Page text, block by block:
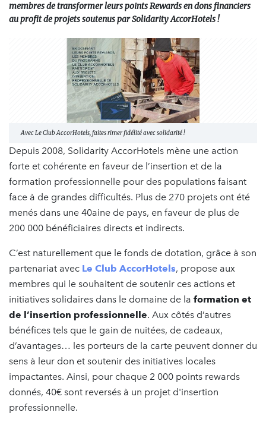
membres de transformer leurs points Rewards en dons financiers
au profit de projets soutenus par Solidarity AccorHotels !
Avec Le Club AccorHotels, faites rimer fidélité avec solidarité !
Depuis 2008, Solidarity AccorHotels mène une action
forte et cohérente en faveur de l’insertion et de la
formation professionnelle pour des populations faisant
face à de grandes difficultés. Plus de 270 projets ont été
menés dans une 40aine de pays, en faveur de plus de
200 000 bénéficiaires directs et indirects.
C’est naturellement que le fonds de dotation, grâce à son
partenariat avec Le Club AccorHotels, propose aux
membres qui le souhaitent de soutenir ces actions et
initiatives solidaires dans le domaine de la formation et
de l’insertion professionnelle. Aux côtés d’autres
bénéfices tels que le gain de nuitées, de cadeaux,
d’avantages… les porteurs de la carte peuvent donner du
sens à leur don et soutenir des initiatives locales
impactantes. Ainsi, pour chaque 2 000 points rewards
donnés, 40€ sont reversés à un projet d'insertion
professionnelle.